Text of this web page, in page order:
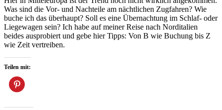
Was sind die Vor- und Nachteile am nächtlichen Zugfahren? Wie
buche ich das überhaupt? Soll es eine Übernachtung im Schlaf- oder
Liegewagen sein? Ich habe auf meiner Reise nach Norditalien
beides ausprobiert und gebe hier Tipps: Von B wie Buchung bis Z
wie Zeit vertreiben.
Teilen mit: